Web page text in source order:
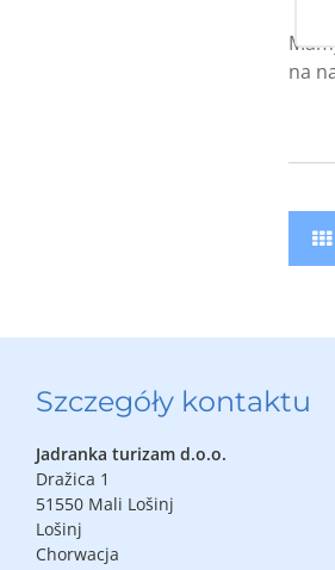
na
Szczegóły kontaktu
Jadranka turizam d.o.o.
Dražica 1
51550 Mali Lošinj
Lošinj
Chorwacja